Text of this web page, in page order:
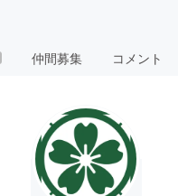
仲間募集 コメント